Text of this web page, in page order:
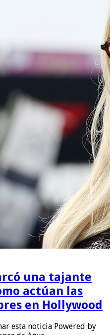
una tajante
actúan las
en Hollywood
esta noticia Powered by